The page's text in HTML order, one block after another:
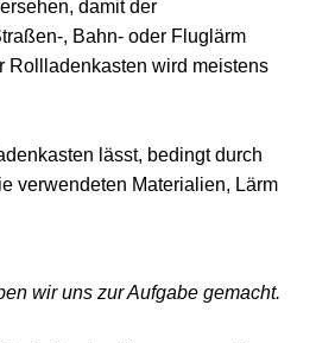
damit der
, Bahn- oder Fluglärm
Rollladenkasten wird meistens
lässt, bedingt durch
verwendeten Materialien, Lärm
wir uns zur Aufgabe gemacht.